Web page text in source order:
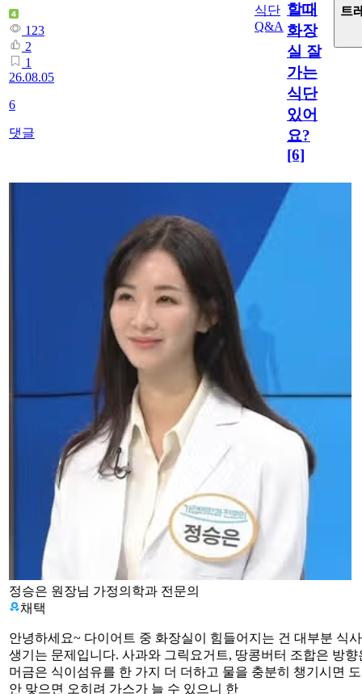
123
2
1
26.08.05
6
댓글
식단
Q&A
할때
화장
실 잘
가는
식단
있어
요?
[6]
트
정승은 원장님 가정의학과 전문의
채택
안녕하세요~ 다이어트 중 화장실이 힘들어지는 건 대부분 식
생기는 문제입니다. 사과와 그릭요거트, 땅콩버터 조합은 방
머금은 식이섬유를 한 가지 더 더하고 물을 충분히 챙기시면
안 맞으면 오히려 가스가 늘 수 있으니 한